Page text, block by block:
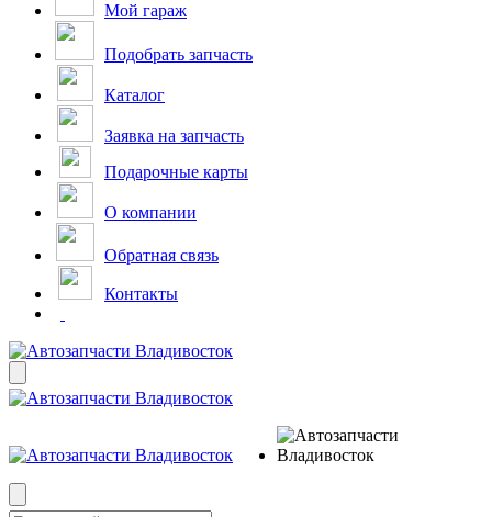
Мой гараж
Подобрать запчасть
Каталог
Заявка на запчасть
Подарочные карты
О компании
Обратная связь
Контакты